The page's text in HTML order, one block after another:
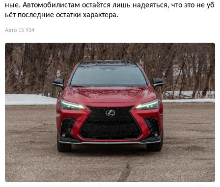
ные. Автомобилистам остаётся лишь надеяться, что это не уб
ьёт последние остатки характера.
Авто 15 934